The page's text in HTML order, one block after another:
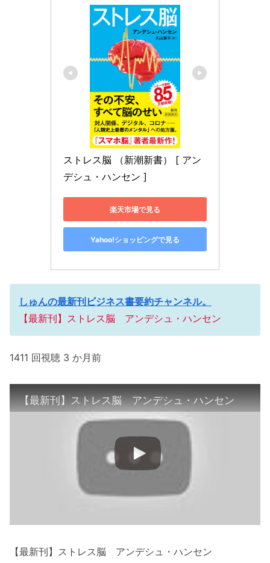
ストレス脳 （新潮新書） [ アン
デシュ・ハンセン ]
楽天市場で見る
Yahoo!ショッピングで見る
しゅんの最新刊ビジネス書要約チャンネル。
【最新刊】ストレス脳 アンデシュ・ハンセン
1411 回視聴 3 か月前
【最新刊】ストレス脳 アンデシュ・ハンセン
【最新刊】ストレス脳 アンデシュ・ハンセン